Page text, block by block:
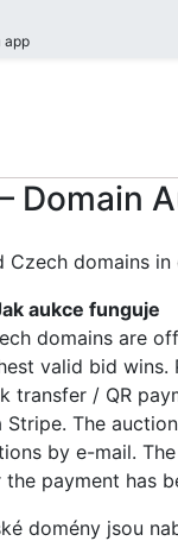
app
Domain
Czech domains in
aukce funguje
domains are
valid bid wins.
transfer / QR
The
by e-mail.
payment has
domény jsou